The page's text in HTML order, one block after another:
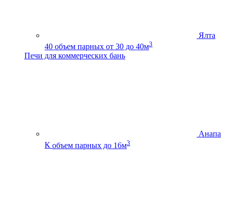
Ялта
40 объем парных от 30 до 40м3
Печи для коммерческих бань
Анапа
К объем парных до 16м3